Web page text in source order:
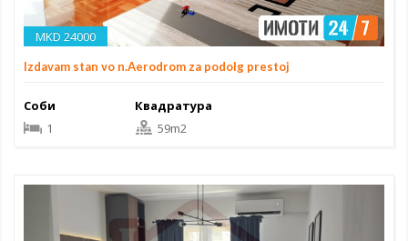
MKD 24000
Izdavam stan vo n.Aerodrom za podolg prestoj
Соби
1
Квадратура
59m2